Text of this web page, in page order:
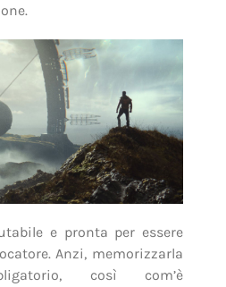
e pronta per essere
Anzi, memorizzarla
così com’è